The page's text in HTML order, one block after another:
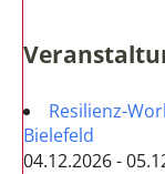
Resilienz-
Bielefeld
04.12.2026 -